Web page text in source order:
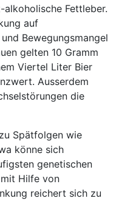
Fettleber.
auf
Bewegungsmangel
gelten 10 Gramm
Viertel Liter Bier
Ausserdem
die
Spätfolgen wie
könne sich
genetischen
Hilfe von
reichert sich zu